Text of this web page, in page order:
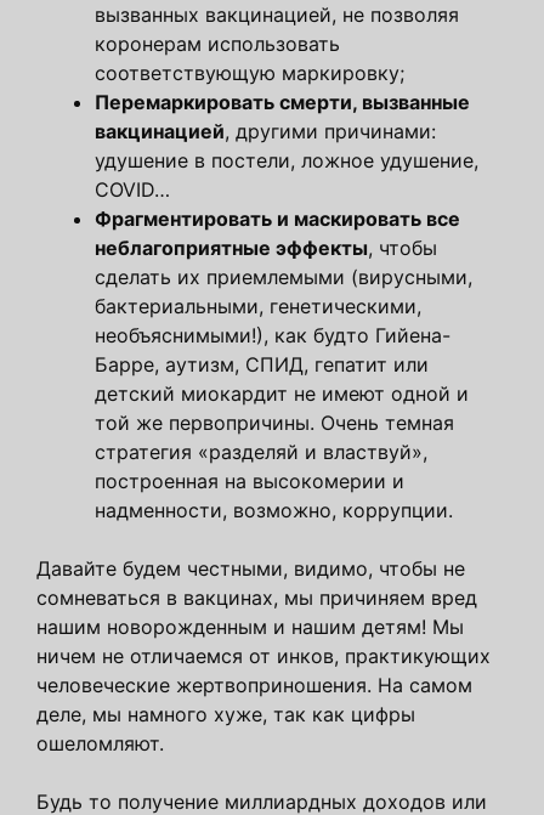
вызванных вакцинацией, не позволяя
коронерам использовать
соответствующую маркировку;
Перемаркировать смерти, вызванные
вакцинацией, другими причинами:
удушение в постели, ложное удушение,
COVID…
Фрагментировать и маскировать все
неблагоприятные эффекты, чтобы
сделать их приемлемыми (вирусными,
бактериальными, генетическими,
необъяснимыми!), как будто Гийена-
Барре, аутизм, СПИД, гепатит или
детский миокардит не имеют одной и
той же первопричины. Очень темная
стратегия «разделяй и властвуй»,
построенная на высокомерии и
надменности, возможно, коррупции.
Давайте будем честными, видимо, чтобы не
сомневаться в вакцинах, мы причиняем вред
нашим новорожденным и нашим детям! Мы
ничем не отличаемся от инков, практикующих
человеческие жертвоприношения. На самом
деле, мы намного хуже, так как цифры
ошеломляют.
Будь то получение миллиардных доходов или